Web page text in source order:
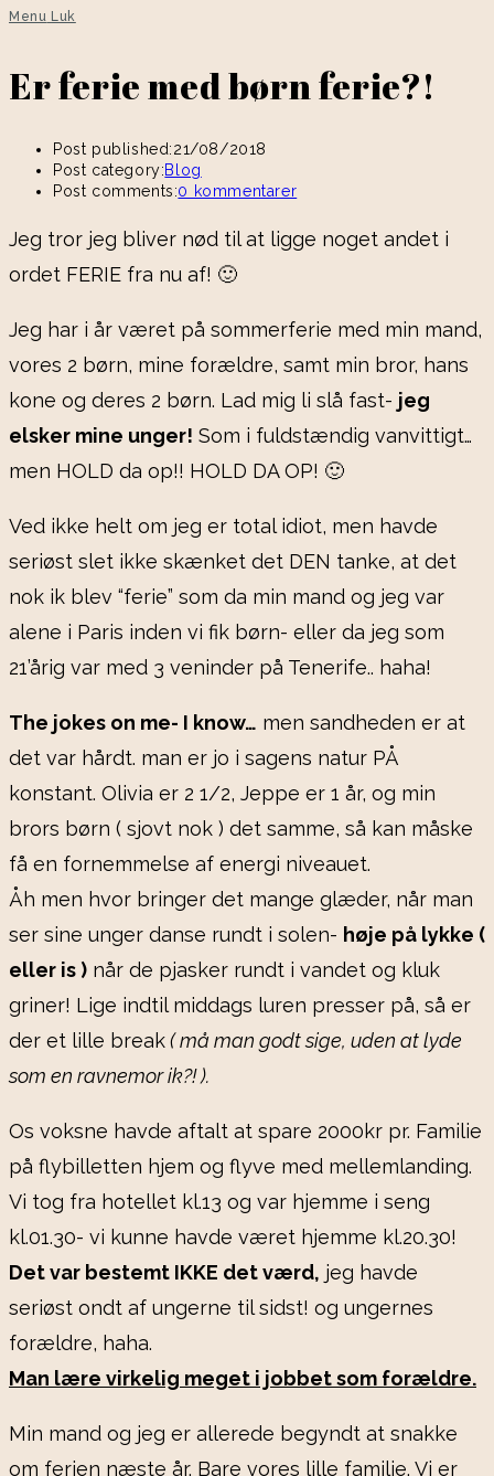
Menu Luk
Er ferie med børn ferie?!
Post published:21/08/2018
Post category:Blog
Post comments:0 kommentarer
Jeg tror jeg bliver nød til at ligge noget andet i
ordet FERIE fra nu af! 🙂
Jeg har i år været på sommerferie med min mand,
vores 2 børn, mine forældre, samt min bror, hans
kone og deres 2 børn. Lad mig li slå fast- jeg
elsker mine unger! Som i fuldstændig vanvittigt…
men HOLD da op!! HOLD DA OP! 🙂
Ved ikke helt om jeg er total idiot, men havde
seriøst slet ikke skænket det DEN tanke, at det
nok ik blev “ferie” som da min mand og jeg var
alene i Paris inden vi fik børn- eller da jeg som
21’årig var med 3 veninder på Tenerife.. haha!
The jokes on me- I know… men sandheden er at
det var hårdt. man er jo i sagens natur PÅ
konstant. Olivia er 2 1/2, Jeppe er 1 år, og min
brors børn ( sjovt nok ) det samme, så kan måske
få en fornemmelse af energi niveauet.
Åh men hvor bringer det mange glæder, når man
ser sine unger danse rundt i solen- høje på lykke (
eller is ) når de pjasker rundt i vandet og kluk
griner! Lige indtil middags luren presser på, så er
der et lille break( må man godt sige, uden at lyde
som en ravnemor ik?! ).
Os voksne havde aftalt at spare 2000kr pr. Familie
på flybilletten hjem og flyve med mellemlanding.
Vi tog fra hotellet kl.13 og var hjemme i seng
kl.01.30- vi kunne havde været hjemme kl.20.30!
Det var bestemt IKKE det værd, jeg havde
seriøst ondt af ungerne til sidst! og ungernes
forældre, haha.
Man lære virkelig meget i jobbet som forældre.
Min mand og jeg er allerede begyndt at snakke
om ferien næste år. Bare vores lille familie. Vi er